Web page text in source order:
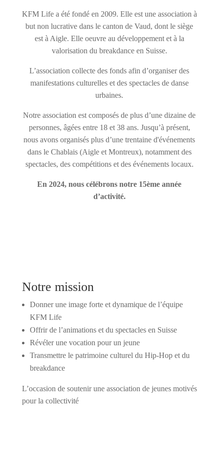
KFM Life a été fondé en 2009. Elle est une association à
but non lucrative dans le canton de Vaud, dont le siège
est à Aigle. Elle oeuvre au développement et à la
valorisation du breakdance en Suisse.
L’association collecte des fonds afin d’organiser des
manifestations culturelles et des spectacles de danse
urbaines.
Notre association est composés de plus d’une dizaine de
personnes, âgées entre 18 et 38 ans. Jusqu’à présent,
nous avons organisés plus d’une trentaine d'événements
dans le Chablais (Aigle et Montreux), notamment des
spectacles, des compétitions et des événements locaux.
En 2024, nous célébrons notre 15ème année
d’activité.
Notre mission
Donner une image forte et dynamique de l’équipe
KFM Life
Offrir de l’animations et du spectacles en Suisse
Révéler une vocation pour un jeune
Transmettre le patrimoine culturel du Hip-Hop et du
breakdance
L’occasion de soutenir une association de jeunes motivés
pour la collectivité